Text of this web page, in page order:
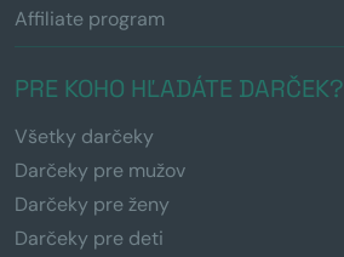
Affiliate program
PRE KOHO HĽADÁTE DARČEK?
Všetky darčeky
Darčeky pre mužov
Darčeky pre ženy
Darčeky pre deti